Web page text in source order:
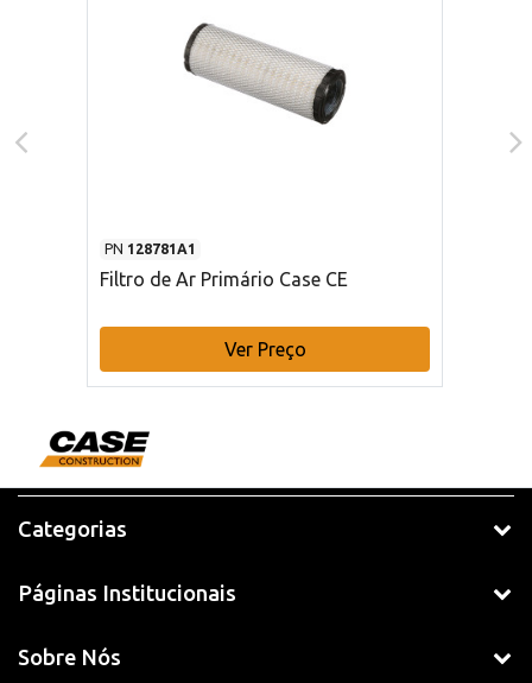
PN 128781A1
Filtro de Ar Primário Case CE
Ver Preço
Categorias
Páginas Institucionais
Sobre Nós